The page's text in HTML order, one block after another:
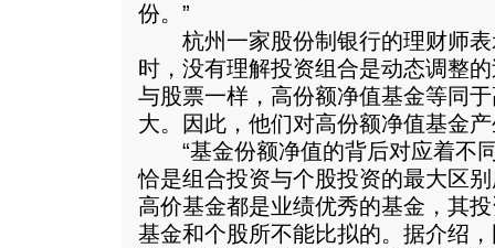
份。”
杭州一家股份制银行的理财师表
时，没有理解投资组合是动态调整
与股票一样，高份额净值基金等同
大。因此，他们对高份额净值基金
“基金份额净值的背后对应着不
恰是组合投资与个股投资的最大区
高价基金都是业绩优秀的基金，其
基金和个股所不能比拟的。据介绍